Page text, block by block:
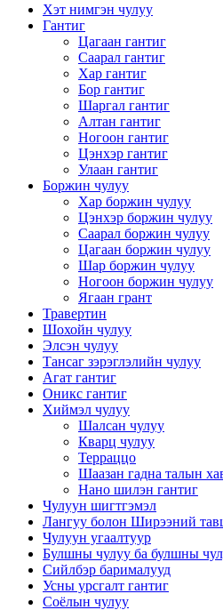
Хэт нимгэн чулуу
Гантиг
Цагаан гантиг
Саарал гантиг
Хар гантиг
Бор гантиг
Шаргал гантиг
Алтан гантиг
Ногоон гантиг
Цэнхэр гантиг
Улаан гантиг
Боржин чулуу
Хар боржин чулуу
Цэнхэр боржин чулуу
Саарал боржин чулуу
Цагаан боржин чулуу
Шар боржин чулуу
Ногоон боржин чулуу
Ягаан грант
Травертин
Шохойн чулуу
Элсэн чулуу
Тансаг зэрэглэлийн чулуу
Агат гантиг
Оникс гантиг
Хиймэл чулуу
Шалсан чулуу
Кварц чулуу
Терраццо
Шаазан гадна талын
Нано шилэн гантиг
Чулуун шигтгэмэл
Лангуу болон Ширээний
Чулуун угаалтуур
Булшны чулуу ба булшны
Сийлбэр барималууд
Усны урсгалт гантиг
Соёлын чулуу